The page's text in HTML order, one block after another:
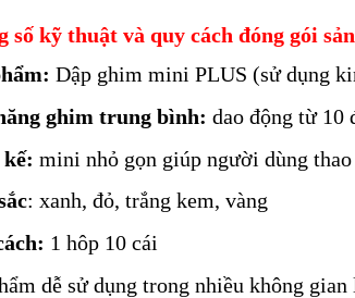
số kỹ thuật và quy cách đóng gói
Dập ghim mini PLUS (sử dụng
ghim trung bình: dao động từ 10
mini nhỏ gọn giúp người dùng
: xanh, đỏ, trắng kem, vàng
1 hôp 10 cái
dễ sử dụng trong nhiều không